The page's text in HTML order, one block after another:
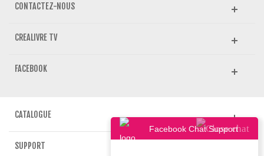
CONTACTEZ-NOUS
CREALIVRE TV
FACEBOOK
CATALOGUE
SUPPORT
Facebook Chat Support